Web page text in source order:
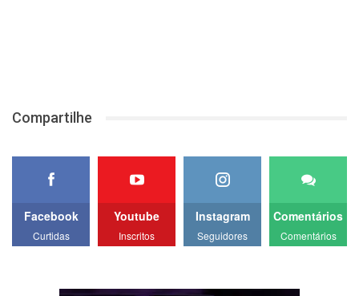
Compartilhe
Facebook
Curtidas
Youtube
Inscritos
Instagram
Seguidores
Comentários
Comentários